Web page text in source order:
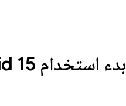
بدء استخدام Android 15